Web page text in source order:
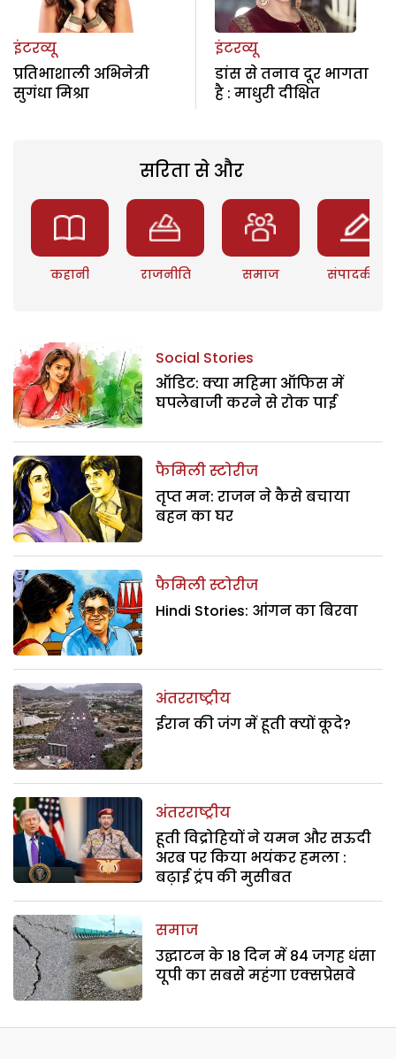
इंटरव्यू
प्रतिभाशाली अभिनेत्री
सुगंधा मिश्रा
इंटरव्यू
डांस से तनाव दूर भागता
है : माधुरी दीक्षित
सरिता से और
कहानी राजनीति समाज संपादकीय
Social Stories
ऑडिट: क्या महिमा ऑफिस में
घपलेबाजी करने से रोक पाई
फैमिली स्टोरीज
तृप्त मन: राजन ने कैसे बचाया
बहन का घर
फैमिली स्टोरीज
Hindi Stories: आंगन का बिरवा
अंतरराष्ट्रीय
ईरान की जंग में हूती क्यों कूदे?
अंतरराष्ट्रीय
हूती विद्रोहियों ने यमन और सऊदी
अरब पर किया भयंकर हमला :
बढ़ाई ट्रंप की मुसीबत
समाज
उद्घाटन के 18 दिन में 84 जगह धंसा
यूपी का सबसे महंगा एक्सप्रेसवे